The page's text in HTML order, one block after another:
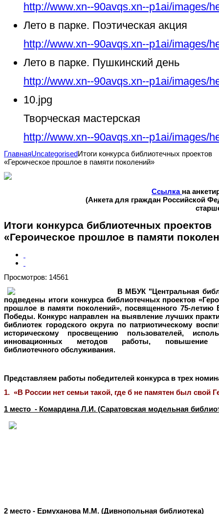
http://www.xn--90avqs.xn--p1ai/images/
Лето в парке. Поэтическая акция
http://www.xn--90avqs.xn--p1ai/images/
Лето в парке. Пушкинский день
http://www.xn--90avqs.xn--p1ai/images/
10.jpg
Творческая мастерская
http://www.xn--90avqs.xn--p1ai/images/
ГлавнаяUncategorisedИтоги конкурса библиотечных проектов
«Героическое прошлое в памяти поколений»
Ссылка на
(Анкета для граждан Российской
Итоги конкурса библиотечных проектов
«Героическое прошлое в памяти
Просмотров: 14561
В МБУК "Центральная
подведены итоги конкурса библиотечных проектов«
прошлое в памяти поколений», посвященного 75-летию
Победы. Конкурс направлен на выявление лучших
библиотек городского округа по патриотическому
историческому просвещению пользователей,
инновационных методов работы, повышение
библиотечного обслуживания.
Представляем работы победителей конкурса в трех
1. «В России нет семьи такой, где б не памятен был свой
1 место - Комардина Л.И. (Саратовская модельная
2 место - Ермуханова М.М. (Дивнопольная библиотека)